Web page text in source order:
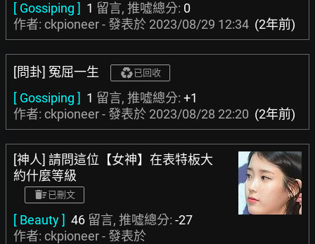
[ Gossiping ] 1 留言, 推噓總分: 0
作者: ckpioneer - 發表於 2023/08/29 12:34 (2年前)
[問卦] 冤屈一生 已回收
[ Gossiping ] 1 留言, 推噓總分: +1
作者: ckpioneer - 發表於 2023/08/28 22:20 (2年前)
[神人] 請問這位【女神】在表特板大
約什麼等級
已刪文
[ Beauty ] 46 留言, 推噓總分: -27
作者: ckpioneer - 發表於